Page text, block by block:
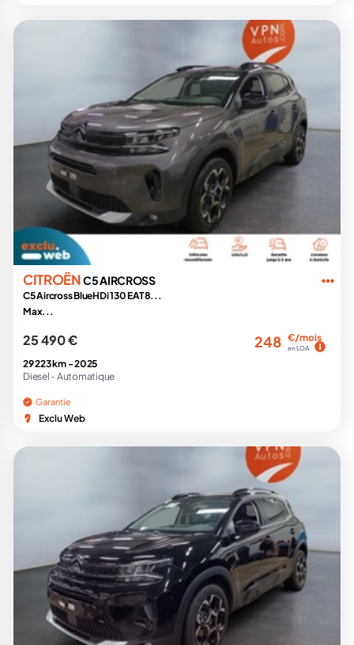
CITROËNC5 AIRCROSS
C5 Aircross BlueHDi 130 EAT8...
Max...
25 490 € 248 €/mois
en LOA
29 223 km -2025
Diesel - Automatique
Garantie
Exclu Web